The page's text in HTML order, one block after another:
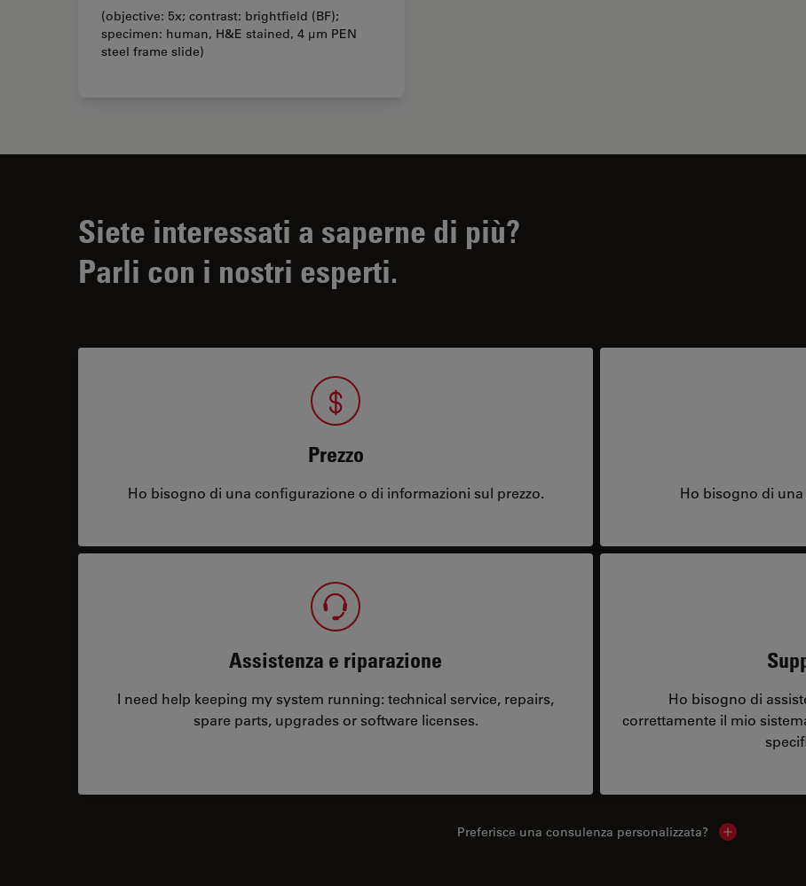
(objective: 5x; contrast: brightfield (BF);
specimen: human, H&E stained, 4 µm PEN
steel frame slide)
Siete interessati a saperne di più?
Parli con i nostri esperti.
Prezzo
Ho bisogno di una configurazione o di informazioni sul prezzo. Ho bisogno di
Assistenza e riparazione
I need help keeping my system running: technical service, repairs,
spare parts, upgrades or software licenses.
Ho bisogno di
correttamente il mio
Preferisce una consulenza personalizzata? Show local